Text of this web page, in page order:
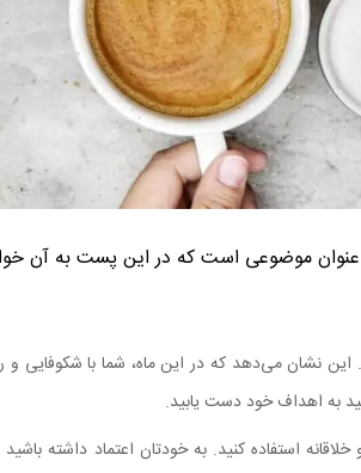
نشان می‌دهد که در این ماه، شما با شکوفایی
به اهداف خود دست یابید.
استفاده کنید. به خودتان اعتماد داشته باشید